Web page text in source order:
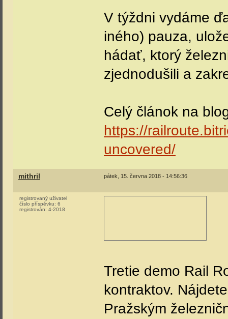
V týždni vydáme
iného) pauza,
hádať, ktorý
zjednodušili a
Celý článok na
https://
uncovered/
mithril pátek, 15. června 2018 - 14:56:36
registrovaný uživatel
číslo příspěvku: 6
registrován: 4-2018
Tretie demo Rail
kontraktov.
Pražským